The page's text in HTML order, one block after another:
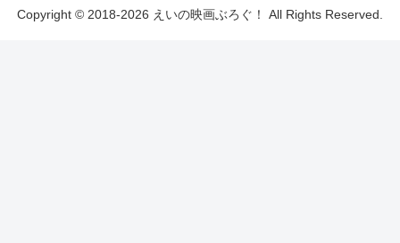
Copyright © 2018-2026 えいの映画ぶろぐ！ All Rights Reserved.